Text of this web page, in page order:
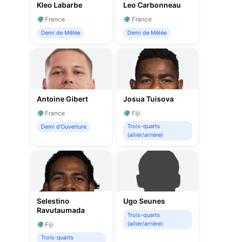
Kleo Labarbe
France
Demi de Mêlée
Leo Carbonneau
France
Demi de Mêlée
Antoine Gibert
France
Demi d'Ouverture
Josua Tuisova
Fiji
Trois-quarts
(ailier/arrière)
Selestino
Ravutaumada
Fiji
Trois-quarts
Ugo Seunes
Trois-quarts
(ailier/arrière)